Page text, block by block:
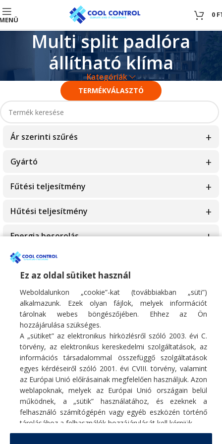
0 0
Multi split padlóra
állítható klíma
Kategóriák
TERMÉKVÁLASZTÓ
Ár szerinti szűrés
Gyártó
Hamilton Digital
Fűtési teljesítmény
10.8kW
11.1kW
11.7kW
12.3kW
12kW
13.4kW
13.5kW
15.5kW
16.1kW
Hűtési teljesítmény
10.5kW
10kW
12.1kW
12.3kW
13.4kW
14.1kW
15.2kW
15kW
2.0kW
Energia besorolás
A+
A++
A+++
Wi-fi
Igen
Opcionális
Fő profilunk hűtő/fűtő légkondicionáló berendezések, hőszivattyúk
értékesítése, szakszerű telepítése, karbantartása, tisztítása, javítása.
E-mail:info@coolcontrol.hu
Telefon: +36 (30) 978-0649
Telefon: +36 (30) 542-0613
Ez az oldal sütiket használ
Weboldalunkon „cookie”-kat (továbbiakban „süti”)
alkalmazunk. Ezek olyan fájlok, melyek információt
tárolnak webes böngészőjében. Ehhez az Ön
hozzájárulása szükséges.
A „sütiket” az elektronikus hírközlésről szóló 2003. évi C.
törvény, az elektronikus kereskedelmi szolgáltatások, az
információs társadalommal összefüggő szolgáltatások
egyes kérdéseiről szóló 2001. évi CVIII. törvény, valamint
az Európai Unió előírásainak megfelelően használjuk. Azon
weblapoknak, melyek az Európai Unió országain belül
működnek, a „sütik” használatához, és ezeknek a
felhasználó számítógépén vagy egyéb eszközén történő
tárolásához a felhasználók hozzájárulását kell kérniük.